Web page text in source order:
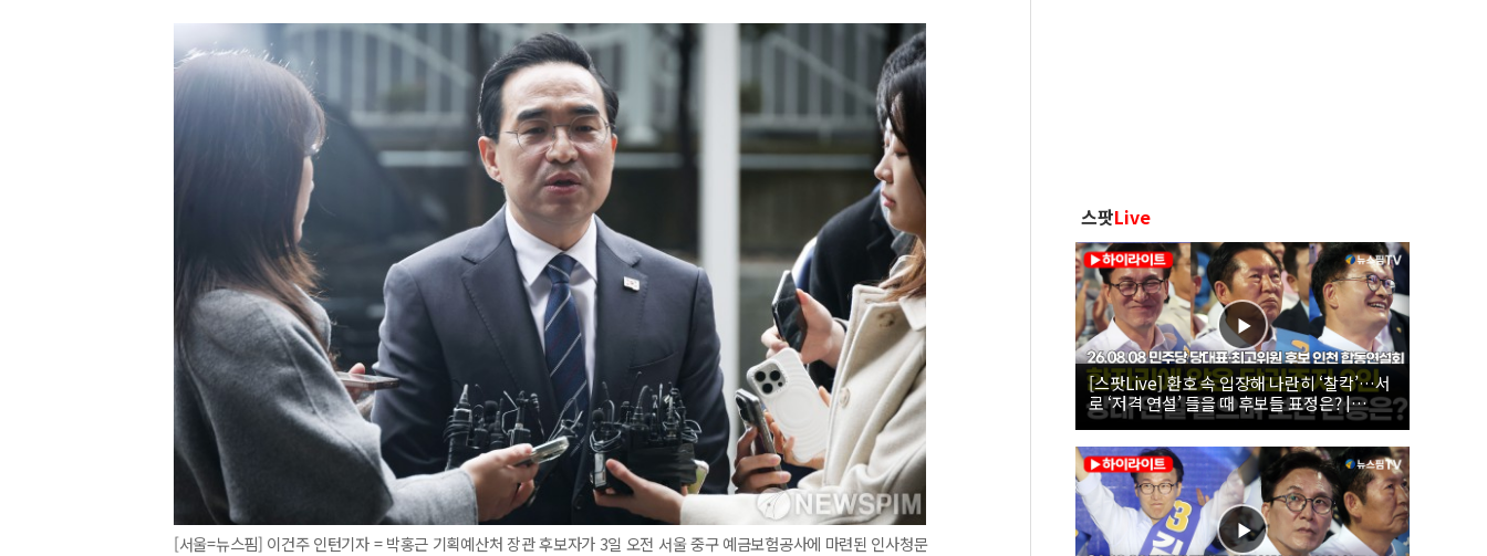
[서울=뉴스핌] 이건주 인턴기자 = 박홍근 기획예산처 장관 후보자가 3일 오전 서울 중구 예금보험공사에 마련된 인사청문
스팟Live
[스팟Live] 환호 속 입장해 나란히 ‘찰칵’…서
로 ‘저격 연설’ 들을 때 후보들 표정은? |
26.08.08 더불어민주당 당대표·최고위원 후
보 인천 합동연설회